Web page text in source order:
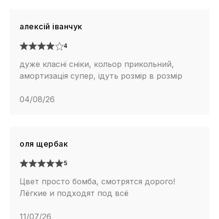
алексій іванчук
4
дуже класні сніки, кольор прикольний,
амортизація супер, ідуть розмір в розмір
04/08/26
оля щербак
5
Цвет просто бомба, смотрятся дорого!
Лёгкие и подходят под всё
11/07/26